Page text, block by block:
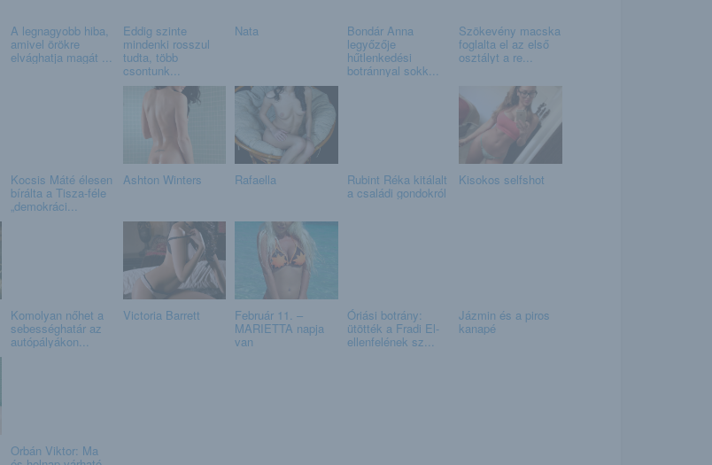
A legnagyobb hiba,
amivel örökre
elvághatja magát ...
Eddig szinte
mindenki rosszul
tudta, több
csontunk...
Nata Bondár Anna
legyőzője
hűtlenkedési
botránnyal sokk...
Szökevény macska
foglalta el az első
osztályt a re...
Kocsis Máté élesen
bírálta a Tisza-féle
„demokráci...
Ashton Winters Rafaella Rubint Réka kitálalt
a családi gondokról
Kisokos selfshot
Komolyan nőhet a
sebességhatár az
autópályákon...
Victoria Barrett Február 11. –
MARIETTA napja
van
Óriási botrány:
ütötték a Fradi El-
ellenfelének sz...
Jázmin és a piros
kanapé
Orbán Viktor: Ma